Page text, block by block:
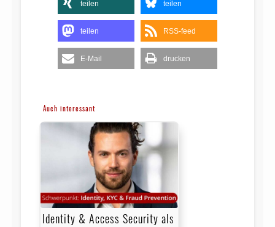
teilen teilen
teilen RSS-feed
E-Mail drucken
Auch interessant
Identity & Access Security als